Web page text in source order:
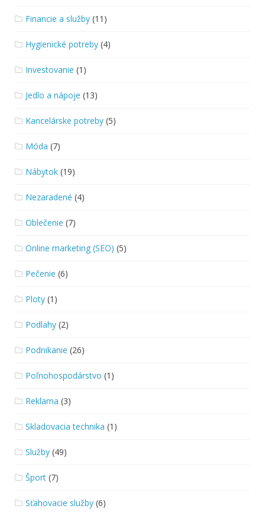
Financie a služby (11)
Hygienické potreby (4)
Investovanie (1)
Jedlo a nápoje (13)
Kancelárske potreby (5)
Móda (7)
Nábytok (19)
Nezaradené (4)
Oblečenie (7)
Online marketing (SEO) (5)
Pečenie (6)
Ploty (1)
Podlahy (2)
Podnikanie (26)
Poľnohospodárstvo (1)
Reklama (3)
Skladovacia technika (1)
Služby (49)
Šport (7)
Sťahovacie služby (6)